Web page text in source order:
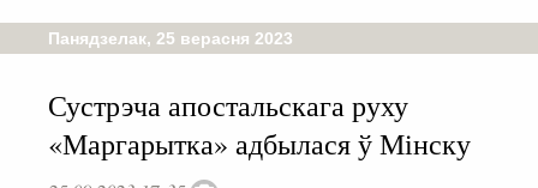
Панядзелак, 25 верасня 2023
Сустрэча апостальскага руху
«Маргарытка» адбылася ў Мінску